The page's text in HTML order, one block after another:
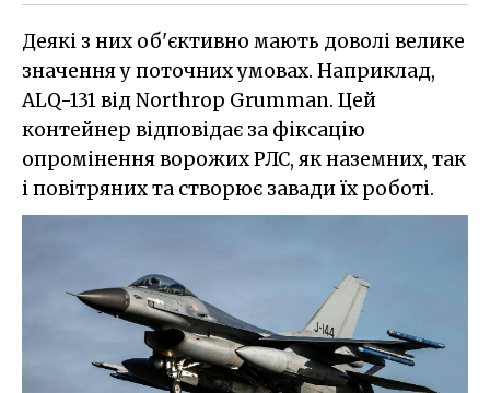
Деякі з них об'єктивно мають доволі велике
значення у поточних умовах. Наприклад,
ALQ-131 від Northrop Grumman. Цей
контейнер відповідає за фіксацію
опромінення ворожих РЛС, як наземних, так
і повітряних та створює завади їх роботі.